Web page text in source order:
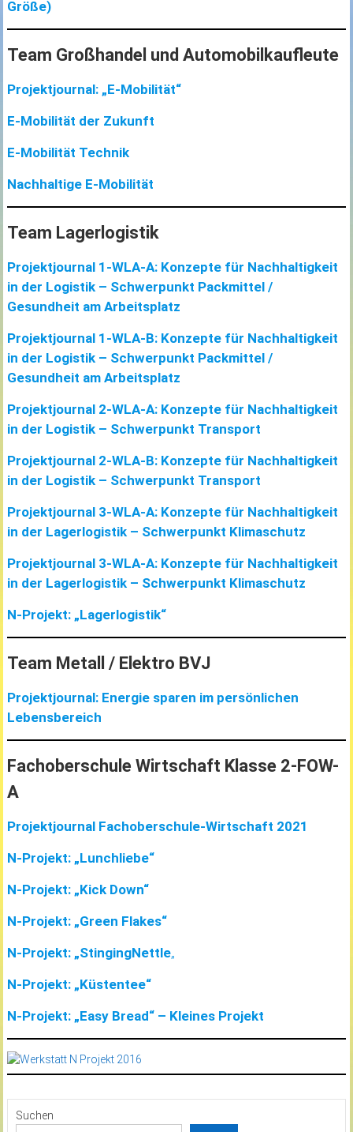
Größe)
Team Großhandel und Automobilkaufleute
Projektjournal: „E-Mobilität“
E-Mobilität der Zukunft
E-Mobilität Technik
Nachhaltige E-Mobilität
Team Lagerlogistik
Projektjournal 1-WLA-A: Konzepte für Nachhaltigkeit
in der Logistik – Schwerpunkt Packmittel /
Gesundheit am Arbeitsplatz
Projektjournal 1-WLA-B: Konzepte für Nachhaltigkeit
in der Logistik – Schwerpunkt Packmittel /
Gesundheit am Arbeitsplatz
Projektjournal 2-WLA-A: Konzepte für Nachhaltigkeit
in der Logistik – Schwerpunkt Transport
Projektjournal 2-WLA-B: Konzepte für Nachhaltigkeit
in der Logistik – Schwerpunkt Transport
Projektjournal 3-WLA-A: Konzepte für Nachhaltigkeit
in der Lagerlogistik – Schwerpunkt Klimaschutz
Projektjournal 3-WLA-A: Konzepte für Nachhaltigkeit
in der Lagerlogistik – Schwerpunkt Klimaschutz
N-Projekt: „Lagerlogistik“
Team Metall / Elektro BVJ
Projektjournal: Energie sparen im persönlichen
Lebensbereich
Fachoberschule Wirtschaft Klasse 2-FOW-
A
Projektjournal Fachoberschule-Wirtschaft 2021
N-Projekt: „Lunchliebe“
N-Projekt: „Kick Down“
N-Projekt: „Green Flakes“
N-Projekt: „StingingNettle„
N-Projekt: „Küstentee“
N-Projekt: „Easy Bread“ – Kleines Projekt
Suchen